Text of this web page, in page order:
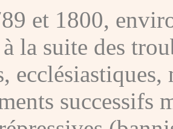
et 1800,
la suite des
successifs